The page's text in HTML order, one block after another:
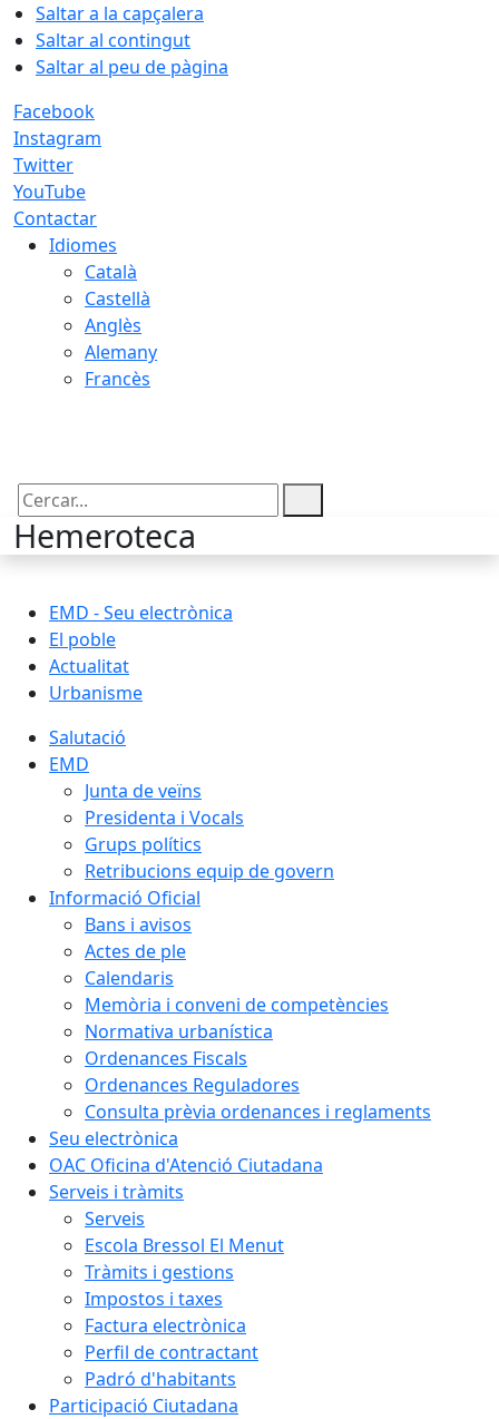
Saltar a la capçalera
Saltar al contingut
Saltar al peu de pàgina
Facebook
Instagram
Twitter
YouTube
Contactar
Idiomes
Català
Castellà
Anglès
Alemany
Francès
Cercar:
Hemeroteca
EMD - Seu electrònica
El poble
Actualitat
Urbanisme
Salutació
EMD
Junta de veïns
Presidenta i Vocals
Grups polítics
Retribucions equip de govern
Informació Oficial
Bans i avisos
Actes de ple
Calendaris
Memòria i conveni de competències
Normativa urbanística
Ordenances Fiscals
Ordenances Reguladores
Consulta prèvia ordenances i reglaments
Seu electrònica
OAC Oficina d'Atenció Ciutadana
Serveis i tràmits
Serveis
Escola Bressol El Menut
Tràmits i gestions
Impostos i taxes
Factura electrònica
Perfil de contractant
Padró d'habitants
Participació Ciutadana